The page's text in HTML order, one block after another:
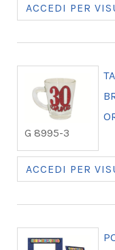
ACCEDI PER
G 8995-3
ACCEDI PER